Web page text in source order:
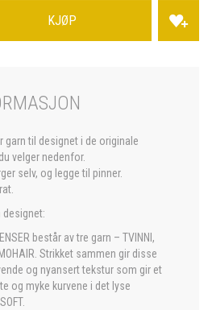
KJØP
garn til designet i de originale
velger nedenfor.
selv, og legge til pinner.
designet:
består av tre garn – TVINNI,
Strikket sammen gir disse
og nyansert tekstur som gir et
og myke kurvene i det lyse